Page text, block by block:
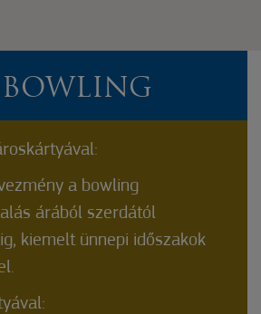
BOWLING
a bowling
árából szerdától
kiemelt ünnepi időszakok